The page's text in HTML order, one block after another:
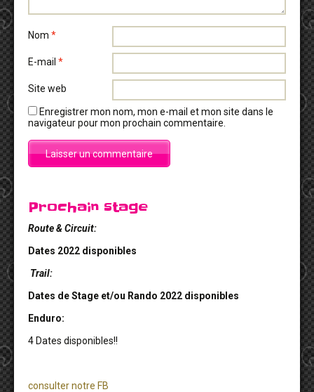
Nom *
E-mail *
Site web
Enregistrer mon nom, mon e-mail et mon site dans le
navigateur pour mon prochain commentaire.
Prochain stage
Route & Circuit:
Dates 2022 disponibles
Trail:
Dates de Stage et/ou Rando 2022 disponibles
Enduro:
4 Dates disponibles!!
consulter notre FB